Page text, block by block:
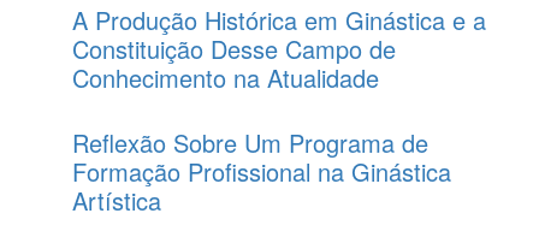
A Produção Histórica em Ginástica e a
Constituição Desse Campo de
Conhecimento na Atualidade
Reflexão Sobre Um Programa de
Formação Profissional na Ginástica
Artística